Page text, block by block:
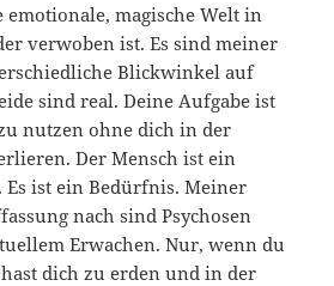
emotionale, magische Welt in
verwoben ist. Es sind meiner
Blickwinkel auf
sind real. Deine Aufgabe ist
nutzen ohne dich in der
Der Mensch ist ein
Es ist ein Bedürfnis. Meiner
nach sind Psychosen
Erwachen. Nur, wenn du
dich zu erden und in der